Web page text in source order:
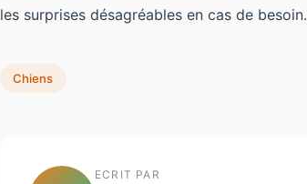
les surprises désagréables en cas de besoin.
Chiens
ECRIT PAR